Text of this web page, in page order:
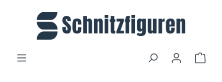
Zum Hauptinhalt springen